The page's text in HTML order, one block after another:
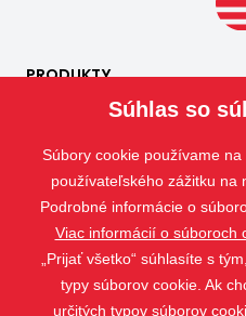
PRODUKTY
SLUŽBY
ISOTRA
KONTAKT
Súhlas so
Súbory cookie používame
používateľského zážitku na
Podrobné informácie o
Viac informácií o súboroch
„Prijať všetko“ súhlasíte s
typy súborov cookie. Ak
určitých typov súborov